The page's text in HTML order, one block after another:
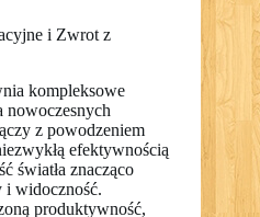
i Zwrot z
kompleksowe
nowoczesnych
z powodzeniem
efektywnością
światła znacząco
i widoczność.
produktywność,